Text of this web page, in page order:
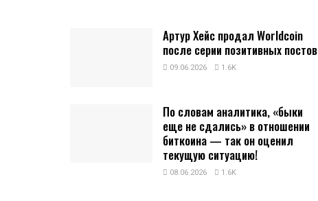
Артур Хейс продал Worldcoin
после серии позитивных постов
09.06.2026 1.6K
По словам аналитика, «быки
еще не сдались» в отношении
биткоина — так он оценил
текущую ситуацию!
08.06.2026 1.6K